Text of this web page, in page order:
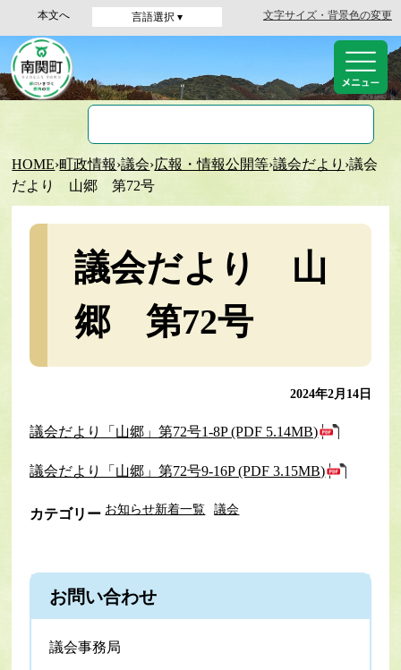
本文へ 言語選択 ▾ 文字サイズ・背景色の変更
HOME›町政情報›議会›広報・情報公開等›議会だより ›議会
だより 山郷 第72号
議会だより 山
郷 第72号
2024年2月14日
議会だより「山郷」第72号1-8P (PDF 5.14MB)
議会だより「山郷」第72号9-16P (PDF 3.15MB)
カテゴリー お知らせ新着一覧 議会
お問い合わせ
議会事務局